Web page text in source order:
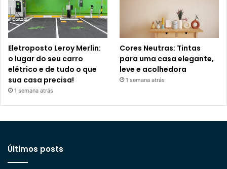
Eletroposto Leroy Merlin:
o lugar do seu carro
elétrico e de tudo o que
sua casa precisa!
1 semana atrás
Cores Neutras: Tintas
para uma casa elegante,
leve e acolhedora
1 semana atrás
Últimos posts